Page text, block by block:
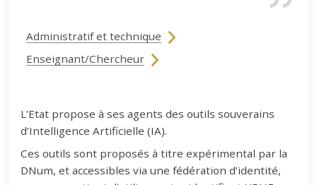
Administratif et technique
Enseignant/Chercheur
L’Etat propose à ses agents des outils souverains
d’Intelligence Artificielle (IA).
Ces outils sont proposés à titre expérimental par la
DNum, et accessibles via une fédération d’identité,